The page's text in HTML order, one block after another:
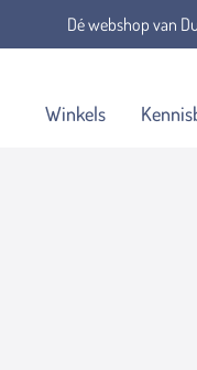
Dé webshop van
Winkels